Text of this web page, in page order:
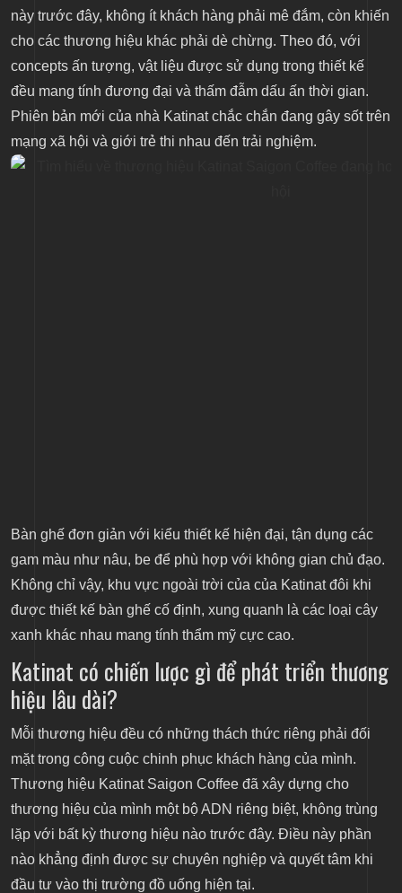
này trước đây, không ít khách hàng phải mê đắm, còn khiến
cho các thương hiệu khác phải dè chừng. Theo đó, với
concepts ấn tượng, vật liệu được sử dụng trong thiết kế
đều mang tính đương đại và thấm đẫm dấu ấn thời gian.
Phiên bản mới của nhà Katinat chắc chắn đang gây sốt trên
mạng xã hội và giới trẻ thi nhau đến trải nghiệm.
Bàn ghế đơn giản với kiểu thiết kế hiện đại, tận dụng các
gam màu như nâu, be để phù hợp với không gian chủ đạo.
Không chỉ vậy, khu vực ngoài trời của của Katinat đôi khi
được thiết kế bàn ghế cố định, xung quanh là các loại cây
xanh khác nhau mang tính thẩm mỹ cực cao.
Katinat có chiến lược gì để phát triển thương
hiệu lâu dài?
Mỗi thương hiệu đều có những thách thức riêng phải đối
mặt trong công cuộc chinh phục khách hàng của mình.
Thương hiệu Katinat Saigon Coffee đã xây dựng cho
thương hiệu của mình một bộ ADN riêng biệt, không trùng
lặp với bất kỳ thương hiệu nào trước đây. Điều này phần
nào khẳng định được sự chuyên nghiệp và quyết tâm khi
đầu tư vào thị trường đồ uống hiện tại.